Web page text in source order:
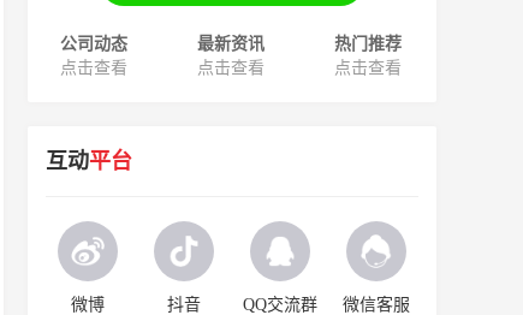
公司动态
点击查看
最新资讯
点击查看
热门推荐
点击查看
互动平台
微博 抖音 QQ交流群 微信客服